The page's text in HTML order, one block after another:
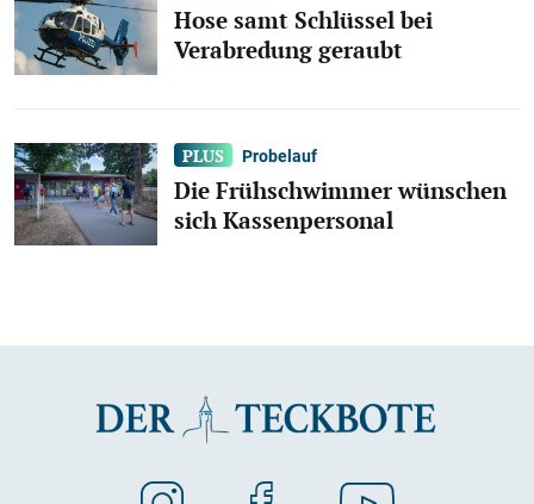
Hose samt Schlüssel bei
Verabredung geraubt
Probelauf
Die Frühschwimmer wünschen
sich Kassenpersonal